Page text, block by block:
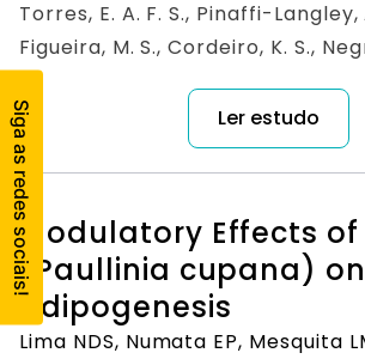
Torres, E. A. F. S., Pinaffi-Langley,
Figueira, M. S., Cordeiro, K. S.,
Soares, M. J., da Silva, C. P., Alfino,
Sampaio, G. R., & de Camargo, A.
Effects of the consumption of
human health: A narrative
Food Sci Food Saf. 21, 272– 295.
Ler estudo
Modulatory Effects
(Paullinia cupana) on
Adipogenesis
Lima NDS, Numata EP, Mesquita